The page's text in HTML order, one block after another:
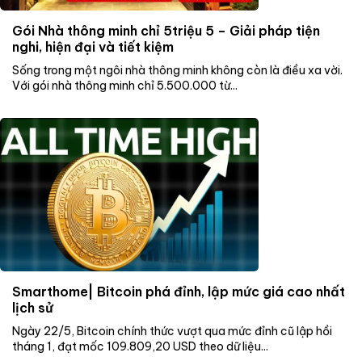
Gói Nhà thông minh chỉ 5triệu 5 – Giải pháp tiện
nghi, hiện đại và tiết kiệm
Sống trong một ngôi nhà thông minh không còn là điều xa vời.
Với gói nhà thông minh chỉ 5.500.000 từ...
Smarthome| Bitcoin phá đỉnh, lập mức giá cao nhất
lịch sử
Ngày 22/5, Bitcoin chính thức vượt qua mức đỉnh cũ lập hồi
tháng 1, đạt mốc 109.809,20 USD theo dữ liệu...